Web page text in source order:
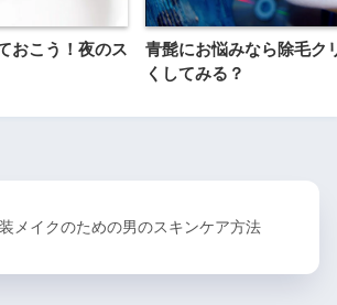
おこう！夜のス
青髭にお悩みなら除毛ク
くしてみる？
メイクのための男のスキンケア方法